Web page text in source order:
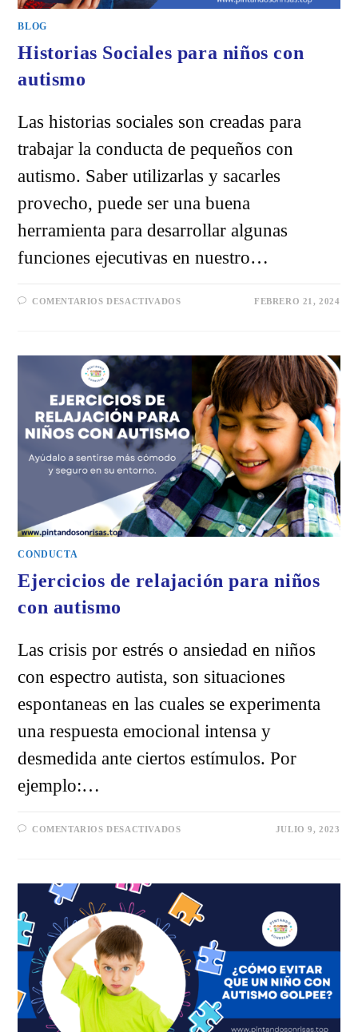
BLOG
Historias Sociales para niños con
autismo
Las historias sociales son creadas para
trabajar la conducta de pequeños con
autismo. Saber utilizarlas y sacarles
provecho, puede ser una buena
herramienta para desarrollar algunas
funciones ejecutivas en nuestro…
COMENTARIOS DESACTIVADOSEN
CON
AUTISMO
FEBRERO 21, 2024
CONDUCTA
Ejercicios de relajación para niños
con autismo
Las crisis por estrés o ansiedad en niños
con espectro autista, son situaciones
espontaneas en las cuales se experimenta
una respuesta emocional intensa y
desmedida ante ciertos estímulos. Por
ejemplo:…
COMENTARIOS DESACTIVADOSEN
NIÑOS
CON
AUTISMO
JULIO 9, 2023